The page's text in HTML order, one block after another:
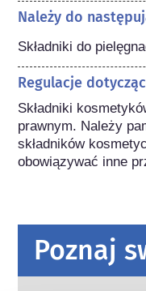
Należy do
Składniki do
Regulacje
Składniki
prawnym. Należy
składników
obowiązywać inne
Poznaj